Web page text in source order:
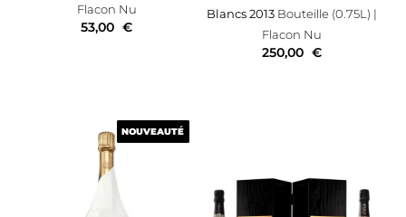
Flacon Nu
53,00 €
Blancs 2013Bouteille (0.75L) |
Flacon Nu
250,00 €
NOUVEAUTÉ
NOUVEAUTÉ